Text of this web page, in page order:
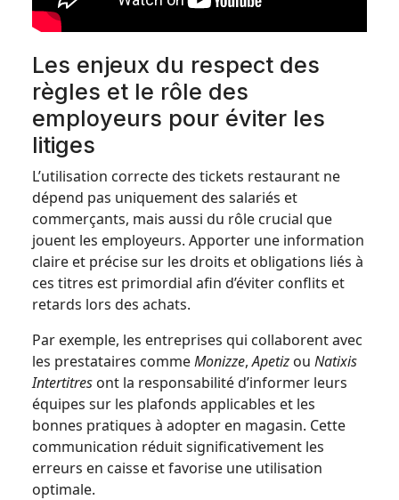
Les enjeux du respect des
règles et le rôle des
employeurs pour éviter les
litiges
L’utilisation correcte des tickets restaurant ne
dépend pas uniquement des salariés et
commerçants, mais aussi du rôle crucial que
jouent les employeurs. Apporter une information
claire et précise sur les droits et obligations liés à
ces titres est primordial afin d’éviter conflits et
retards lors des achats.
Par exemple, les entreprises qui collaborent avec
les prestataires commeMonizze,Apetiz ou Natixis
Intertitres ont la responsabilité d’informer leurs
équipes sur les plafonds applicables et les
bonnes pratiques à adopter en magasin. Cette
communication réduit significativement les
erreurs en caisse et favorise une utilisation
optimale.